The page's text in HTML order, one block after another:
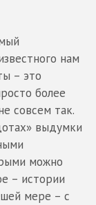
нам
– это
более
совсем так.
выдумки
можно
– истории
мере – с